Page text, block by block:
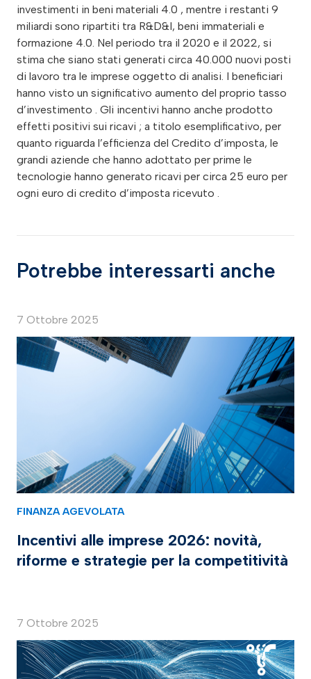
investimenti in beni materiali 4.0 , mentre i restanti 9
miliardi sono ripartiti tra R&D&I, beni immateriali e
formazione 4.0. Nel periodo tra il 2020 e il 2022, si
stima che siano stati generati circa 40.000 nuovi posti
di lavoro tra le imprese oggetto di analisi. I beneficiari
hanno visto un significativo aumento del proprio tasso
d’investimento . Gli incentivi hanno anche prodotto
effetti positivi sui ricavi ; a titolo esemplificativo, per
quanto riguarda l’efficienza del Credito d’imposta, le
grandi aziende che hanno adottato per prime le
tecnologie hanno generato ricavi per circa 25 euro per
ogni euro di credito d’imposta ricevuto .
Potrebbe interessarti anche
7 Ottobre 2025
FINANZA AGEVOLATA
Incentivi alle imprese 2026: novità,
riforme e strategie per la competitività
7 Ottobre 2025